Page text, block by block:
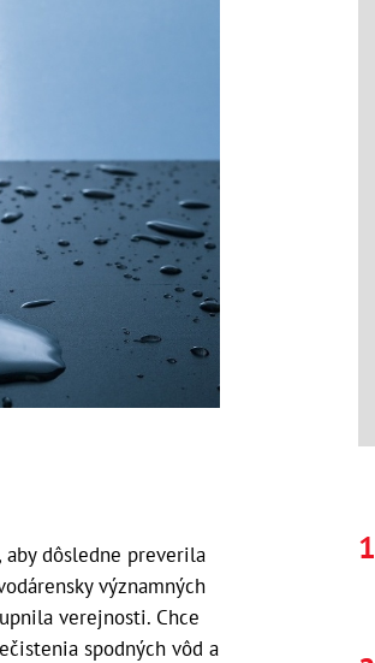
aby dôsledne preverila
významných
verejnosti. Chce
spodných vôd a